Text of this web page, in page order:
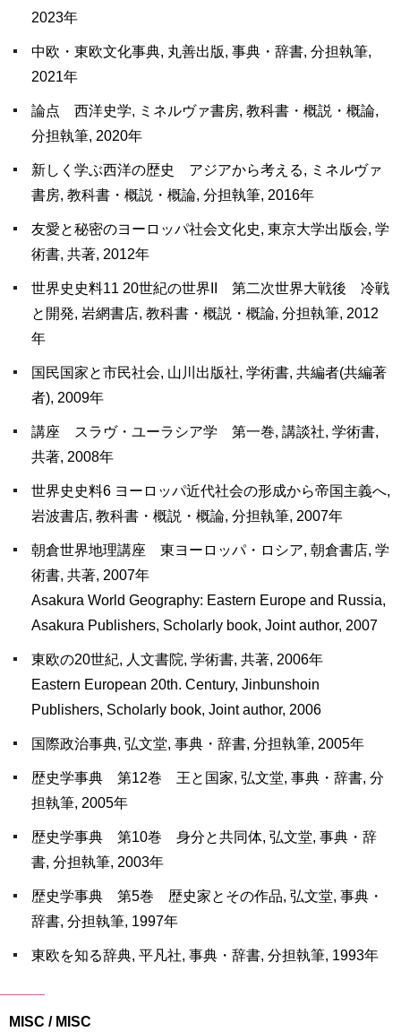
2023年
中欧・東欧文化事典, 丸善出版, 事典・辞書, 分担執筆,
2021年
論点 西洋史学, ミネルヴァ書房, 教科書・概説・概論,
分担執筆, 2020年
新しく学ぶ西洋の歴史 アジアから考える, ミネルヴァ
書房, 教科書・概説・概論, 分担執筆, 2016年
友愛と秘密のヨーロッパ社会文化史, 東京大学出版会, 学
術書, 共著, 2012年
世界史史料11 20世紀の世界II 第二次世界大戦後 冷戦
と開発, 岩網書店, 教科書・概説・概論, 分担執筆, 2012
年
国民国家と市民社会, 山川出版社, 学術書, 共編者(共編著
者), 2009年
講座 スラヴ・ユーラシア学 第一巻, 講談社, 学術書,
共著, 2008年
世界史史料6 ヨーロッパ近代社会の形成から帝国主義へ,
岩波書店, 教科書・概説・概論, 分担執筆, 2007年
朝倉世界地理講座 東ヨーロッパ・ロシア, 朝倉書店, 学
術書, 共著, 2007年
Asakura World Geography: Eastern Europe and Russia,
Asakura Publishers, Scholarly book, Joint author, 2007
東欧の20世紀, 人文書院, 学術書, 共著, 2006年
Eastern European 20th. Century, Jinbunshoin
Publishers, Scholarly book, Joint author, 2006
国際政治事典, 弘文堂, 事典・辞書, 分担執筆, 2005年
歴史学事典 第12巻 王と国家, 弘文堂, 事典・辞書, 分
担執筆, 2005年
歴史学事典 第10巻 身分と共同体, 弘文堂, 事典・辞
書, 分担執筆, 2003年
歴史学事典 第5巻 歴史家とその作品, 弘文堂, 事典・
辞書, 分担執筆, 1997年
東欧を知る辞典, 平凡社, 事典・辞書, 分担執筆, 1993年
MISC / MISC